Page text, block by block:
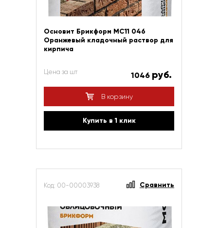
Основит Брикформ МС11 046
Оранжевый кладочный раствор для
кирпича
Цена за шт 1046 руб.
В корзину
Купить в 1 клик
Код: 00-00003938 Сравнить